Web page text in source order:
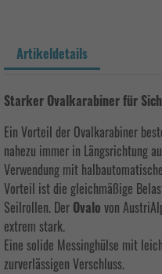
Artikeldetails
Starker Ovalkarabiner für
Ein Vorteil der Ovalkarabiner
nahezu immer in Längsrichtung
Verwendung mit
Vorteil ist die gleichmäßige
Seilrollen. Der Ovalo von
extrem stark.
Eine solide Messinghülse mit
zurverlässigen Verschluss.